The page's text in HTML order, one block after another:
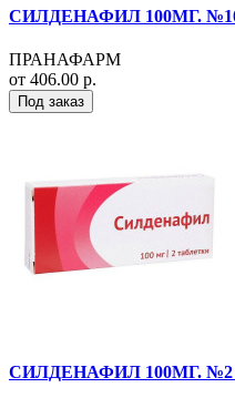
СИЛДЕНАФИЛ 100МГ.
ПРАНАФАРМ
от 406.00 р.
Под заказ
СИЛДЕНАФИЛ 100МГ. №2